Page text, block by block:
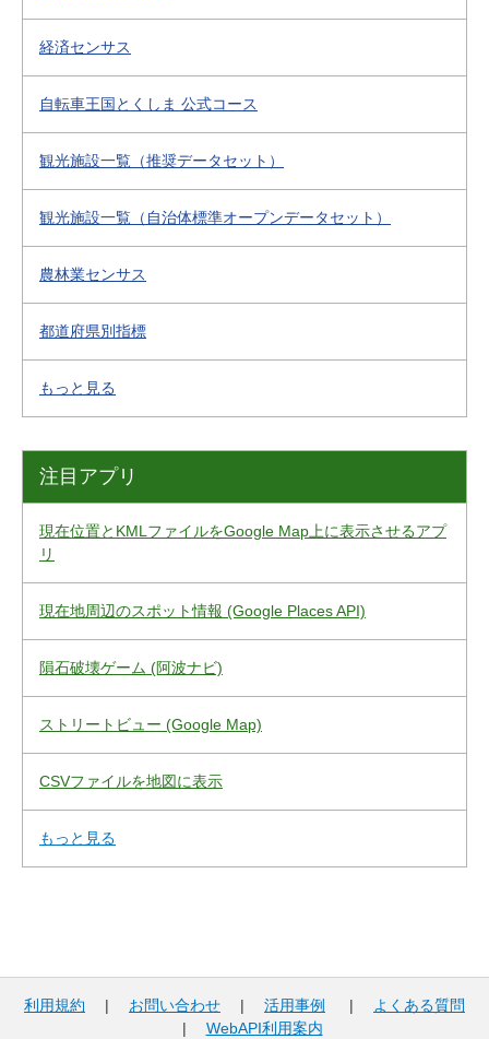
経済センサス
自転車王国とくしま 公式コース
観光施設一覧（推奨データセット）
観光施設一覧（自治体標準オープンデータセット）
農林業センサス
都道府県別指標
もっと見る
注目アプリ
現在位置とKMLファイルをGoogle Map上に表示させるアプ
リ
現在地周辺のスポット情報 (Google Places API)
隕石破壊ゲーム (阿波ナビ)
ストリートビュー (Google Map)
CSVファイルを地図に表示
もっと見る
利用規約 | お問い合わせ | 活用事例 |
よくある質問
| WebAPI利用案内